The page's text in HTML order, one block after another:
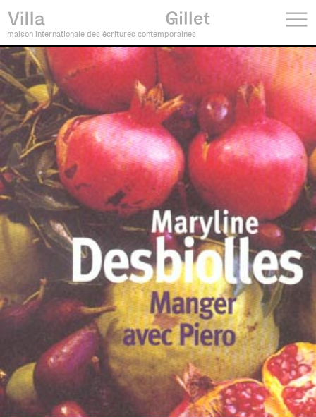
maison internationale des écritures contemporaines